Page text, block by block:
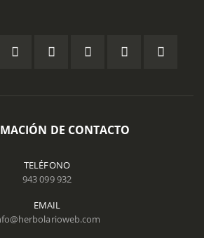
DE CONTACTO
TELÉFONO
943 099 932
EMAIL